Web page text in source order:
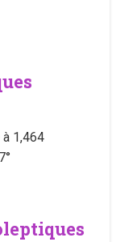
à 1,464